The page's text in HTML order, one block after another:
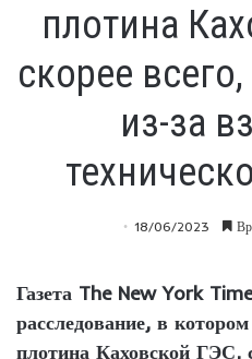
плотина
скорее
из-за
18/06/2023
Газета The New York
расследование, в
плотина Каховской ГЭС,